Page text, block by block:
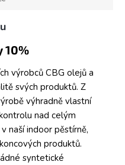
10%
výrobců CBG olejů a
svých produktů. Z
výhradně vlastní
nad celým
naší indoor pěstírně,
produktů.
syntetické